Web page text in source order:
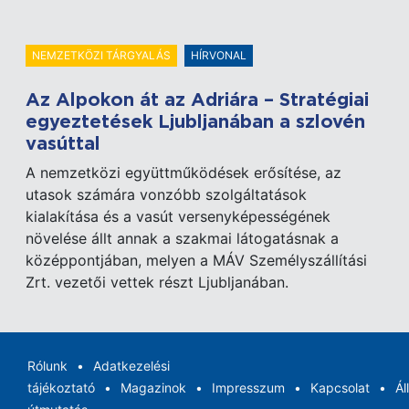
NEMZETKÖZI TÁRGYALÁS HÍRVONAL
Az Alpokon át az Adriára – Stratégiai
egyeztetések Ljubljanában a szlovén
vasúttal
A nemzetközi együttműködések erősítése, az
utasok számára vonzóbb szolgáltatások
kialakítása és a vasút versenyképességének
növelése állt annak a szakmai látogatásnak a
középpontjában, melyen a MÁV Személyszállítási
Zrt. vezetői vettek részt Ljubljanában.
Rólunk
Adatkezelési
tájékoztató
Magazinok Impresszum Kapcsolat